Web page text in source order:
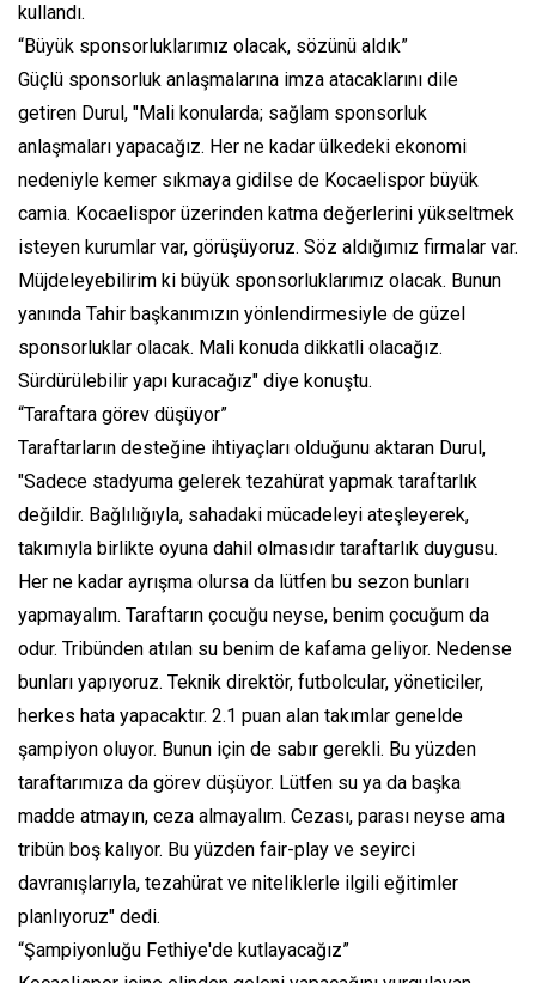
kullandı.
“Büyük sponsorluklarımız olacak, sözünü aldık”
Güçlü sponsorluk anlaşmalarına imza atacaklarını dile
getiren Durul, "Mali konularda; sağlam sponsorluk
anlaşmaları yapacağız. Her ne kadar ülkedeki ekonomi
nedeniyle kemer sıkmaya gidilse de Kocaelispor büyük
camia. Kocaelispor üzerinden katma değerlerini yükseltmek
isteyen kurumlar var, görüşüyoruz. Söz aldığımız firmalar var.
Müjdeleyebilirim ki büyük sponsorluklarımız olacak. Bunun
yanında Tahir başkanımızın yönlendirmesiyle de güzel
sponsorluklar olacak. Mali konuda dikkatli olacağız.
Sürdürülebilir yapı kuracağız" diye konuştu.
“Taraftara görev düşüyor”
Taraftarların desteğine ihtiyaçları olduğunu aktaran Durul,
"Sadece stadyuma gelerek tezahürat yapmak taraftarlık
değildir. Bağlılığıyla, sahadaki mücadeleyi ateşleyerek,
takımıyla birlikte oyuna dahil olmasıdır taraftarlık duygusu.
Her ne kadar ayrışma olursa da lütfen bu sezon bunları
yapmayalım. Taraftarın çocuğu neyse, benim çocuğum da
odur. Tribünden atılan su benim de kafama geliyor. Nedense
bunları yapıyoruz. Teknik direktör, futbolcular, yöneticiler,
herkes hata yapacaktır. 2.1 puan alan takımlar genelde
şampiyon oluyor. Bunun için de sabır gerekli. Bu yüzden
taraftarımıza da görev düşüyor. Lütfen su ya da başka
madde atmayın, ceza almayalım. Cezası, parası neyse ama
tribün boş kalıyor. Bu yüzden fair-play ve seyirci
davranışlarıyla, tezahürat ve niteliklerle ilgili eğitimler
planlıyoruz" dedi.
“Şampiyonluğu Fethiye'de kutlayacağız”